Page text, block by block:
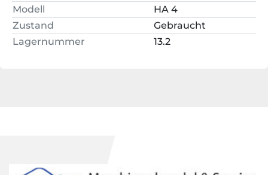
Modell
HA 4
Zustand
Gebraucht
Lagernummer
13.2